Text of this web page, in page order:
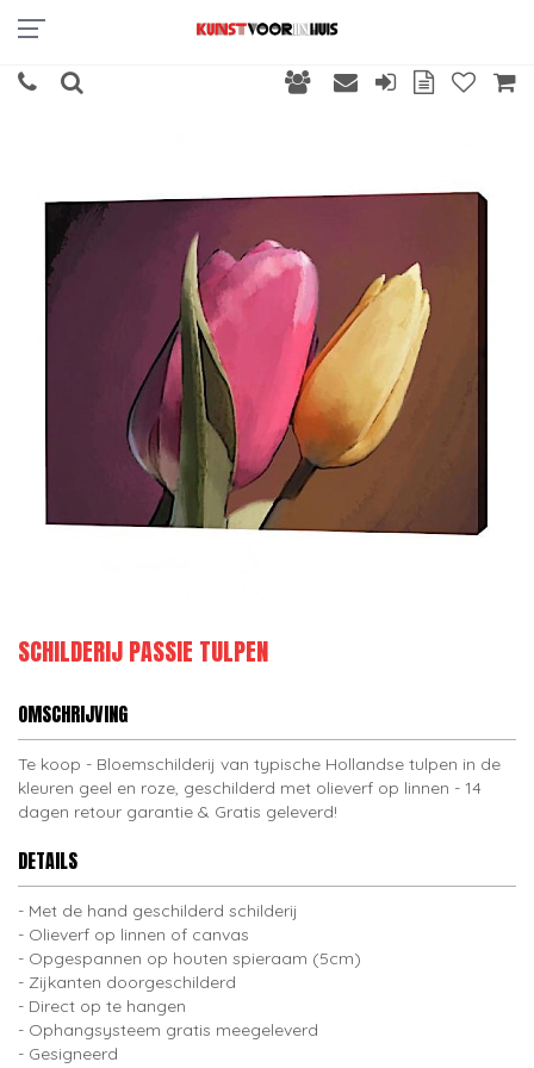
SCHILDERIJ PASSIE TULPEN
OMSCHRIJVING
Te koop - Bloemschilderij van typische Hollandse tulpen in de
kleuren geel en roze, geschilderd met olieverf op linnen - 14
dagen retour garantie & Gratis geleverd!
DETAILS
Met de hand geschilderd schilderij
Olieverf op linnen of canvas
Opgespannen op houten spieraam (5cm)
Zijkanten doorgeschilderd
Direct op te hangen
Ophangsysteem gratis meegeleverd
Gesigneerd